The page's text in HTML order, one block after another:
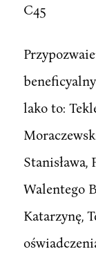
C45
lako to:
Stanisława,
Walentego
Katarzynę,